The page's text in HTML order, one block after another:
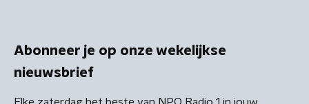
Abonneer je op onze wekelijkse
nieuwsbrief